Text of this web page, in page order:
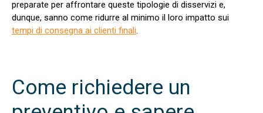
preparate per affrontare queste tipologie di disservizi e,
dunque, sanno come ridurre al minimo il loro impatto sui
tempi di consegna ai clienti finali.
Come richiedere un